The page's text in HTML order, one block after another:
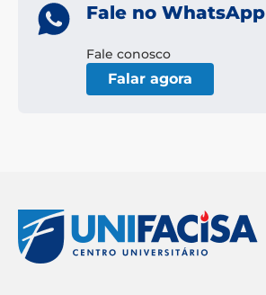
Fale no WhatsApp
Fale conosco
Falar agora